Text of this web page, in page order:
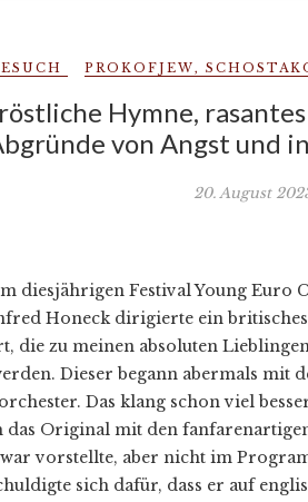
PROKOFJEW,
Hymne,
von Angst und
20. August
diesjährigen Festival Young Euro
Honeck dirigierte ein
die zu meinen absoluten
Dieser begann abermals
Das klang schon viel
Original mit den
vorstellte, aber nicht im
sich dafür, dass er auf